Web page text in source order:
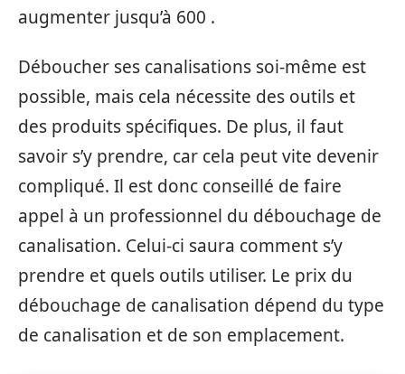
augmenter jusqu’à 600 .
Déboucher ses canalisations soi-même est
possible, mais cela nécessite des outils et
des produits spécifiques. De plus, il faut
savoir s’y prendre, car cela peut vite devenir
compliqué. Il est donc conseillé de faire
appel à un professionnel du débouchage de
canalisation. Celui-ci saura comment s’y
prendre et quels outils utiliser. Le prix du
débouchage de canalisation dépend du type
de canalisation et de son emplacement.